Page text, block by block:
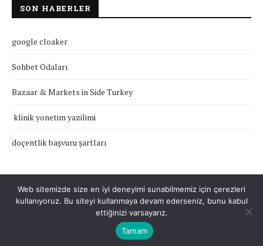
SON HABERLER
google cloaker
Sohbet Odaları
Bazaar & Markets in Side Turkey
klinik yonetim yazilimi
doçentlik başvuru şartları
Gizlilik Politikası Hakkımızda
Tüm Hakları Saklıdır © 2022
Web sitemizde size en iyi deneyimi sunabilmemiz için çerezleri
kullanıyoruz. Bu siteyi kullanmaya devam ederseniz, bunu kabul
ettiğinizi varsayarız.
Tamam